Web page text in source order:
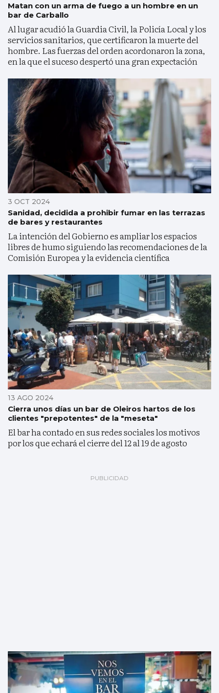
Matan con un arma de fuego a un hombre en un
bar de Carballo
Al lugar acudió la Guardia Civil, la Policía Local y los
servicios sanitarios, que certificaron la muerte del
hombre. Las fuerzas del orden acordonaron la zona,
en la que el suceso despertó una gran expectación
3 OCT 2024
Sanidad, decidida a prohibir fumar en las terrazas
de bares y restaurantes
La intención del Gobierno es ampliar los espacios
libres de humo siguiendo las recomendaciones de la
Comisión Europea y la evidencia científica
13 AGO 2024
Cierra unos días un bar de Oleiros hartos de los
clientes "prepotentes" de la "meseta"
El bar ha contado en sus redes sociales los motivos
por los que echará el cierre del 12 al 19 de agosto